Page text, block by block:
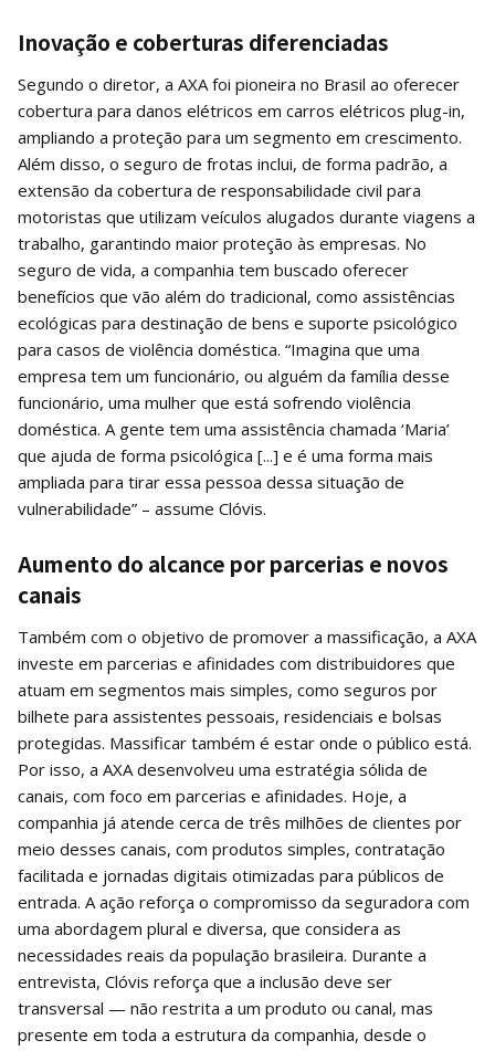
Inovação e coberturas diferenciadas
Segundo o diretor, a AXA foi pioneira no Brasil ao oferecer
cobertura para danos elétricos em carros elétricos plug-in,
ampliando a proteção para um segmento em crescimento.
Além disso, o seguro de frotas inclui, de forma padrão, a
extensão da cobertura de responsabilidade civil para
motoristas que utilizam veículos alugados durante viagens a
trabalho, garantindo maior proteção às empresas. No
seguro de vida, a companhia tem buscado oferecer
benefícios que vão além do tradicional, como assistências
ecológicas para destinação de bens e suporte psicológico
para casos de violência doméstica. “Imagina que uma
empresa tem um funcionário, ou alguém da família desse
funcionário, uma mulher que está sofrendo violência
doméstica. A gente tem uma assistência chamada ‘Maria’
que ajuda de forma psicológica [...] e é uma forma mais
ampliada para tirar essa pessoa dessa situação de
vulnerabilidade” – assume Clóvis.
Aumento do alcance por parcerias e novos
canais
Também com o objetivo de promover a massificação, a AXA
investe em parcerias e afinidades com distribuidores que
atuam em segmentos mais simples, como seguros por
bilhete para assistentes pessoais, residenciais e bolsas
protegidas. Massificar também é estar onde o público está.
Por isso, a AXA desenvolveu uma estratégia sólida de
canais, com foco em parcerias e afinidades. Hoje, a
companhia já atende cerca de três milhões de clientes por
meio desses canais, com produtos simples, contratação
facilitada e jornadas digitais otimizadas para públicos de
entrada. A ação reforça o compromisso da seguradora com
uma abordagem plural e diversa, que considera as
necessidades reais da população brasileira. Durante a
entrevista, Clóvis reforça que a inclusão deve ser
transversal — não restrita a um produto ou canal, mas
presente em toda a estrutura da companhia, desde o